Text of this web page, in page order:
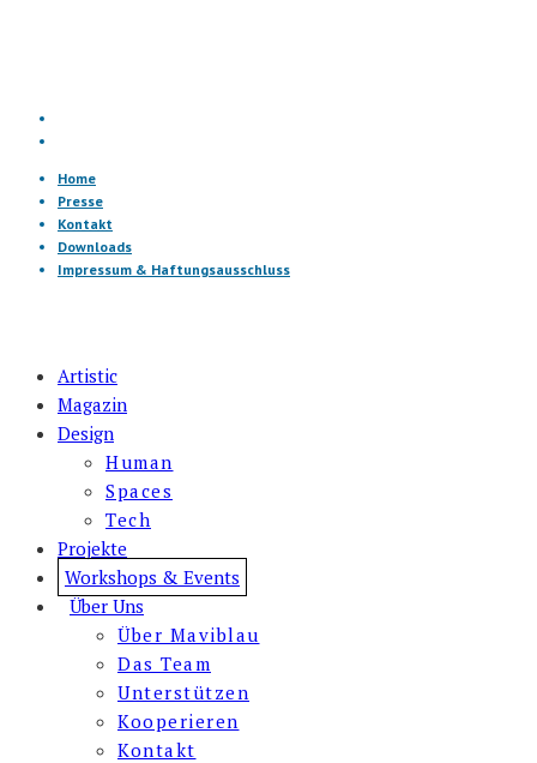
Home
Presse
Kontakt
Downloads
Impressum & Haftungsausschluss
Artistic
Magazin
Design
Human
Spaces
Tech
Projekte
Workshops & Events
Über Uns
Über Maviblau
Das Team
Unterstützen
Kooperieren
Kontakt